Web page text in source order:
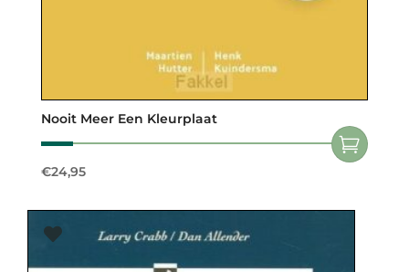
Nooit Meer Een Kleurplaat
€24,95